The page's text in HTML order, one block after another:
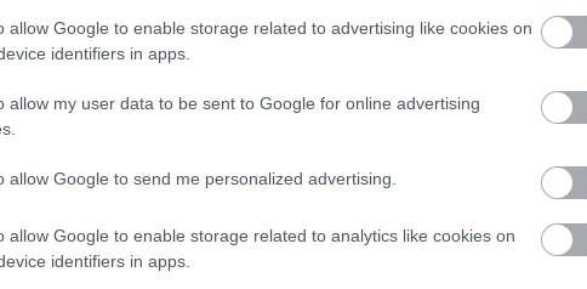
allow Google to enable storage related to advertising like cookies on
identifiers in apps.
allow my user data to be sent to Google for online advertising
allow Google to send me personalized advertising.
allow Google to enable storage related to analytics like cookies on
identifiers in apps.
a részletekért kattintson ide
közben arcfestés és kézműves ügyeskedés a